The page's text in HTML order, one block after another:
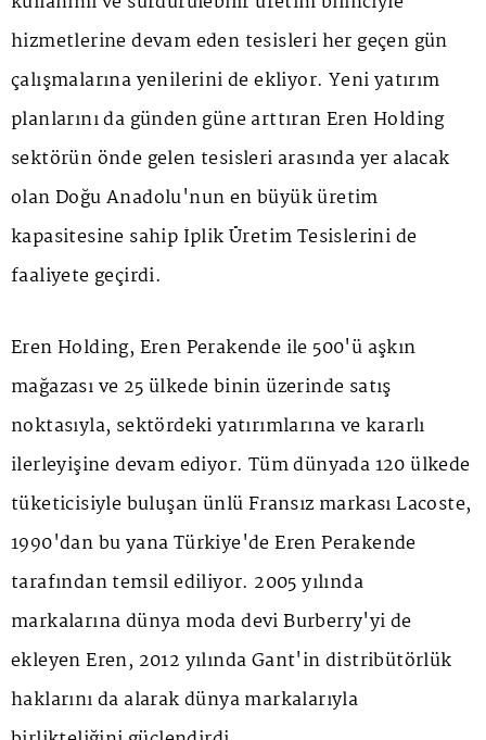
hizmetlerine devam eden tesisleri her geçen gün
çalışmalarına yenilerini de ekliyor. Yeni yatırım
planlarını da günden güne arttıran Eren Holding
sektörün önde gelen tesisleri arasında yer alacak
olan Doğu Anadolu'nun en büyük üretim
kapasitesine sahip İplik Üretim Tesislerini de
faaliyete geçirdi.
Eren Holding, Eren Perakende ile 500'ü aşkın
mağazası ve 25 ülkede binin üzerinde satış
noktasıyla, sektördeki yatırımlarına ve kararlı
ilerleyişine devam ediyor. Tüm dünyada 120 ülkede
tüketicisiyle buluşan ünlü Fransız markası Lacoste,
1990'dan bu yana Türkiye'de Eren Perakende
tarafından temsil ediliyor. 2005 yılında
markalarına dünya moda devi Burberry'yi de
ekleyen Eren, 2012 yılında Gant'in distribütörlük
haklarını da alarak dünya markalarıyla